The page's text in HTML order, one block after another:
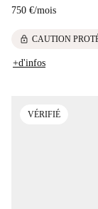
750 €/mois
lock CAUTION
+d'infos
VÉRIFIÉ